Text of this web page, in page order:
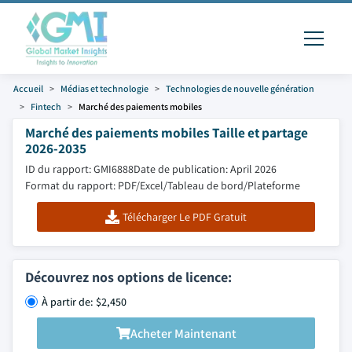
Accueil Médias et technologie
Technologies de nouvelle génération
Fintech
Marché des paiements mobiles
Marché des paiements mobiles Taille et partage
2026-2035
ID du rapport: GMI6888Date de publication: April 2026
Format du rapport: PDF/Excel/Tableau de bord/Plateforme
Télécharger Le PDF Gratuit
Découvrez nos options de licence:
À partir de: $2,450
Acheter Maintenant